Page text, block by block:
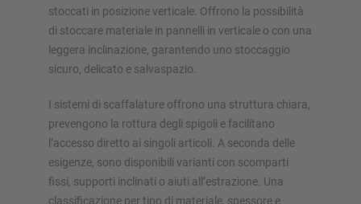
stoccati in posizione verticale. Offrono la possibilità
di stoccare materiale in pannelli in verticale o con una
leggera inclinazione, garantendo uno stoccaggio
sicuro, delicato e salvaspazio.
I sistemi di scaffalature offrono una struttura chiara,
prevengono la rottura degli spigoli e facilitano
l’accesso diretto ai singoli articoli. A seconda delle
esigenze, sono disponibili varianti con scomparti
fissi, supporti inclinati o aiuti all’estrazione. Una
classificazione per tipo di materiale, spessore e